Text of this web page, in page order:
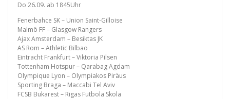
Do 26.09. ab 1845Uhr
Fenerbahce SK – Union Saint-Gilloise
Malmö FF – Glasgow Rangers
Ajax Amsterdam – Besiktas JK
AS Rom – Athletic Bilbao
Eintracht Frankfurt – Viktoria Pilsen
Tottenham Hotspur – Qarabag Agdam
Olympique Lyon – Olympiakos Piräus
Sporting Braga – Maccabi Tel Aviv
FCSB Bukarest – Rigas Futbola Skola